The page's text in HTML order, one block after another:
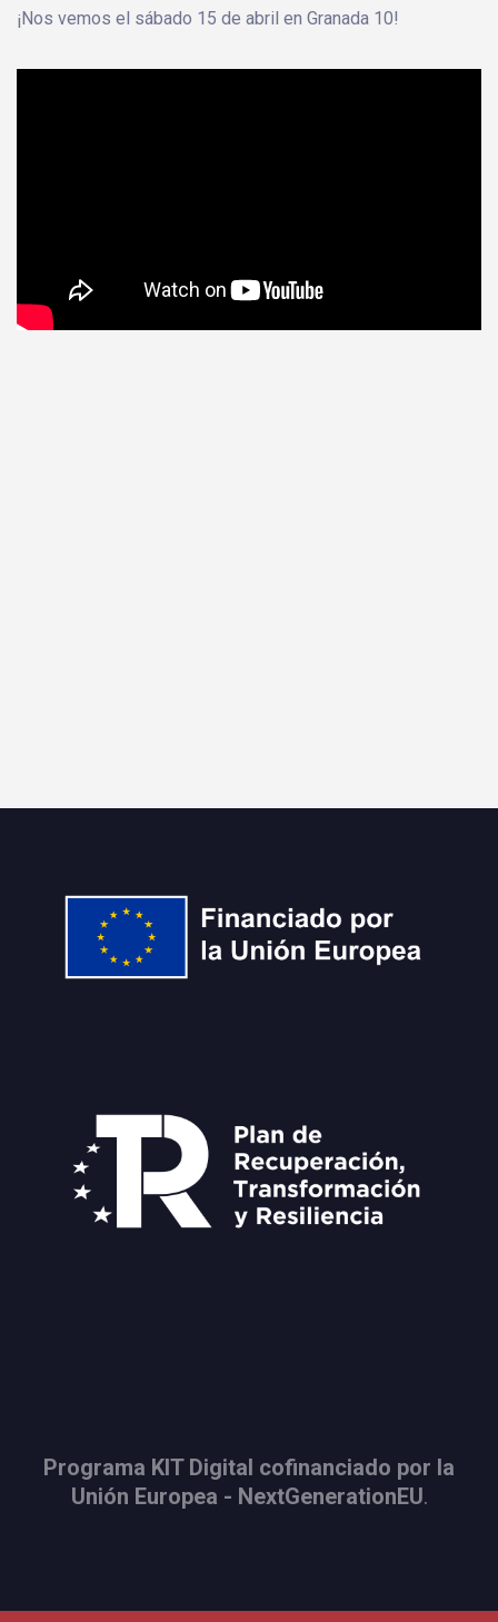
¡Nos vemos el sábado 15 de abril en Granada 10!
Programa KIT Digital cofinanciado por la
Unión Europea - NextGenerationEU.